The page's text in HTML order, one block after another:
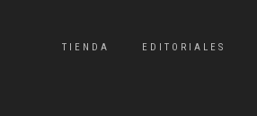
TIENDA EDITORIALES